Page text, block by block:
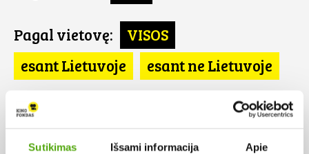
Sutikimas Išsami informacija Apie
Pagal vietovę:
VISOS
esant Lietuvoje
esant ne Lietuvoje
Pagal šalį:
Austrija